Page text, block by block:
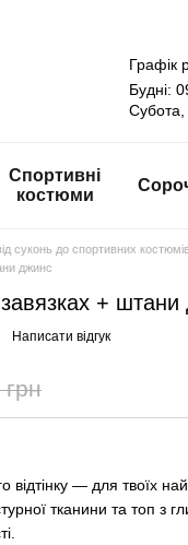
Графік
Будні:
Субота,
Спортивні
костюми
суконь до спортивних костюмів
джинс
+ штани
Написати відгук
— для твоїх
тканини та топ з